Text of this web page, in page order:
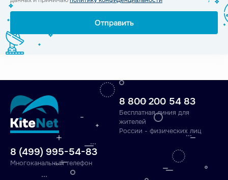
Отправить
8 800 200 54 83
Бесплатная линия для
жителей
России - физических лиц
8 (499) 995-54-83
Многоканальный телефон